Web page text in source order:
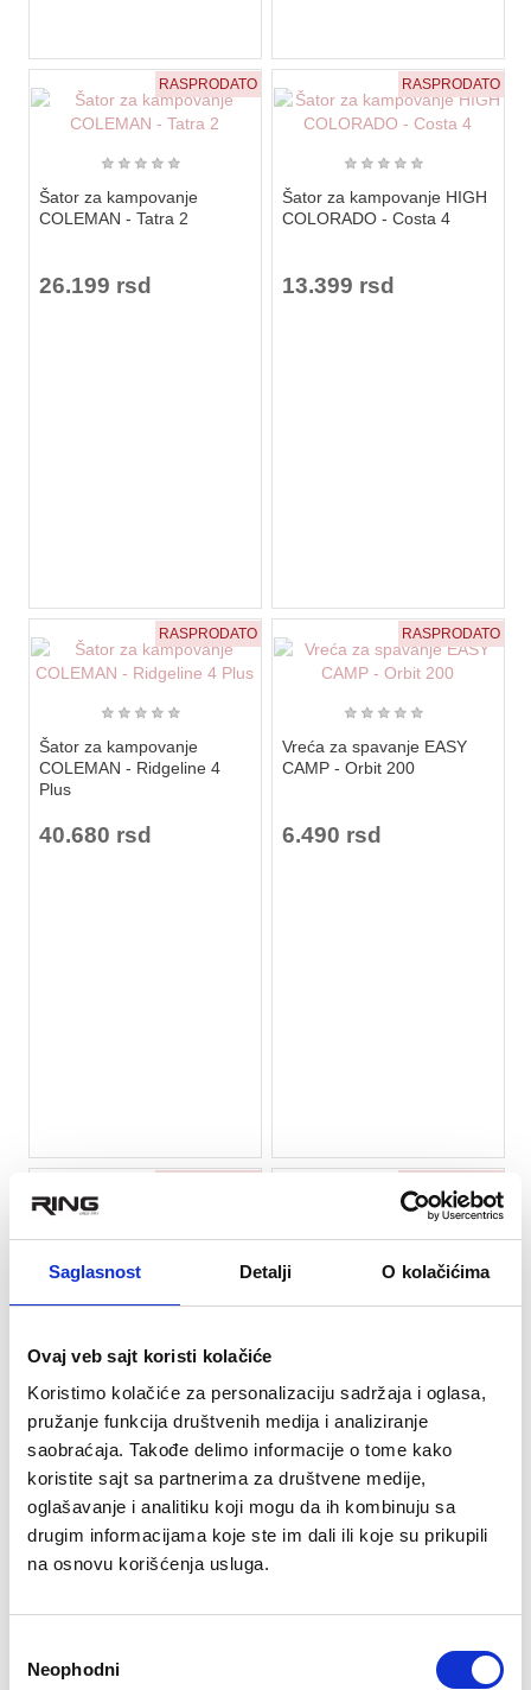
Saglasnost Detalji O kolačićima
Ovaj veb sajt koristi kolačiće
Koristimo kolačiće za personalizaciju sadržaja i oglasa,
pružanje funkcija društvenih medija i analiziranje
saobraćaja. Takođe delimo informacije o tome kako
koristite sajt sa partnerima za društvene medije,
oglašavanje i analitiku koji mogu da ih kombinuju sa
drugim informacijama koje ste im dali ili koje su prikupili
na osnovu korišćenja usluga.
сагласности
Neophodni
RASPRODATO
★ ★ ★ ★ ★
Šator za kampovanje
COLEMAN - Tatra 2
26.199 rsd
RASPRODATO
★ ★ ★ ★ ★
Šator za kampovanje HIGH
COLORADO - Costa 4
13.399 rsd
RASPRODATO
★ ★ ★ ★ ★
Šator za kampovanje
COLEMAN - Ridgeline 4
Plus
40.680 rsd
RASPRODATO
★ ★ ★ ★ ★
Vreća za spavanje EASY
CAMP - Orbit 200
6.490 rsd
★
4.990 rsd
★★ ★
19.690 rsd